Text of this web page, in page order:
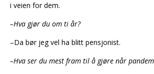
i veien for dem.
–Hva gjør du om ti år?
–Da bør jeg vel ha blitt pensjonist.
–Hva ser du mest fram til å gjøre når